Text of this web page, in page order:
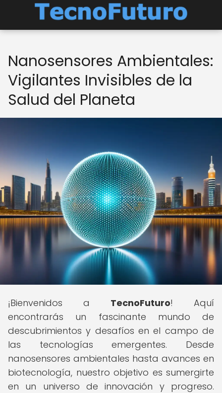
Nanosensores Ambientales:
Vigilantes Invisibles de la
Salud del Planeta
¡Bienvenidos a TecnoFuturo! Aquí
encontrarás un fascinante mundo de
descubrimientos y desafíos en el campo de
las tecnologías emergentes. Desde
nanosensores ambientales hasta avances en
biotecnología, nuestro objetivo es sumergirte
en un universo de innovación y progreso.